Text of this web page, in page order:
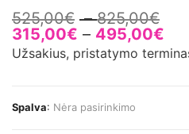
525,00€ – 825,00€
315,00€ – 495,00€
Užsakius, pristatymo
Spalva: Nėra pasirinkimo